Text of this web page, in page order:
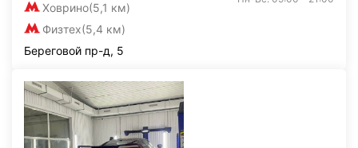
Ховрино(5,1 км)
Физтех(5,4 км)
Береговой пр-д, 5